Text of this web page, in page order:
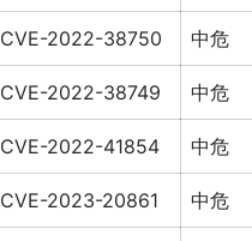
CVE-2022-38750 中危
CVE-2022-38749 中危
CVE-2022-41854 中危
CVE-2023-20861 中危